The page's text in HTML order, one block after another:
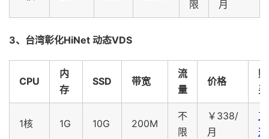
限
月
3、台湾彰化HiNet 动态VDS
CPU
内
存
SSD 带宽
流
量
价格
购
买
1核 1G 10G 200M
不
限
￥338/
月
直
达